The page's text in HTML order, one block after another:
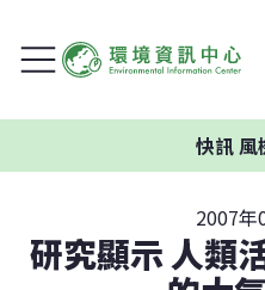
快訊風
2007年
研究顯示 人類